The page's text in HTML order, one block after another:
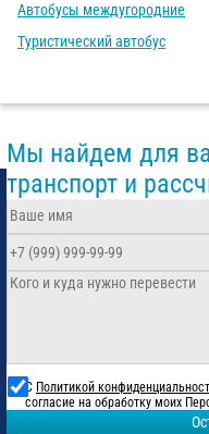
Автобусы междугородние
Туристический автобус
Мы найдем для
транспорт и
С Политикой
согласие на обработку моих